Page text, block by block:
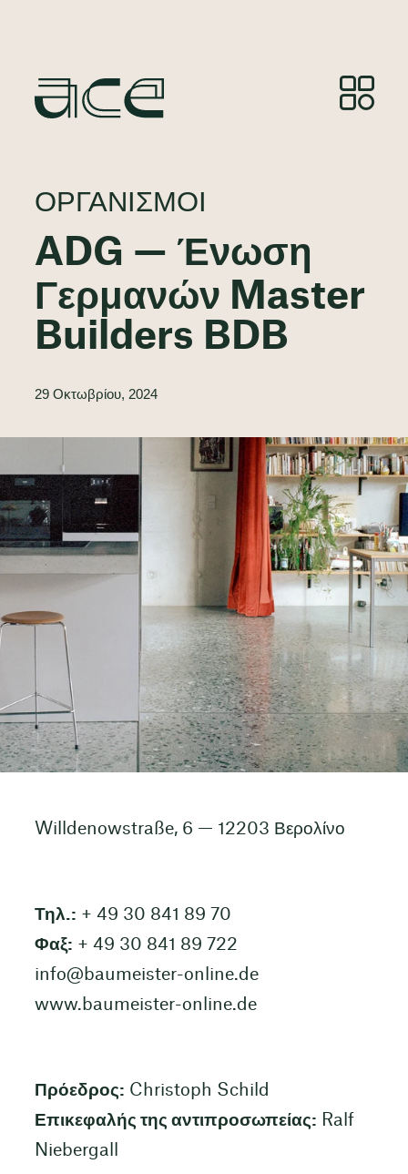
ΟΡΓΑΝΙΣΜΟΊ
ADG — Ένωση
Γερμανών Master
Builders BDB
29 Οκτωβρίου, 2024
Willdenowstraße, 6 — 12203 Βερολίνο
Τηλ.: + 49 30 841 89 70
Φαξ: + 49 30 841 89 722
info@baumeister-online.de
www.baumeister-online.de
Πρόεδρος: Christoph Schild
Επικεφαλής της αντιπροσωπείας: Ralf
Niebergall